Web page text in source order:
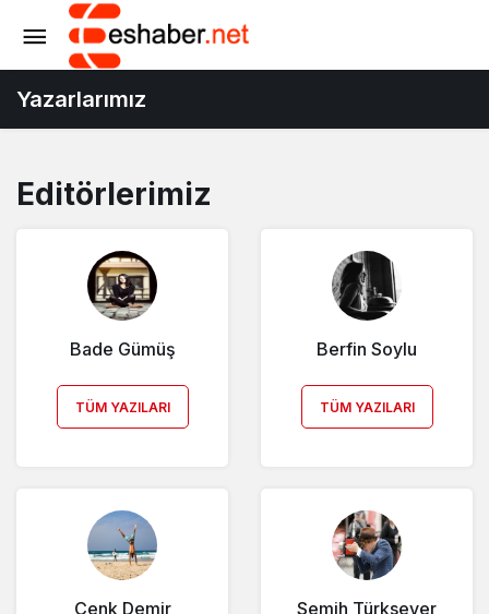
Yazarlarımız
Editörlerimiz
Bade Gümüş
TÜM YAZILARI
Berfin Soylu
TÜM YAZILARI
Cenk Demir Semih Türksever